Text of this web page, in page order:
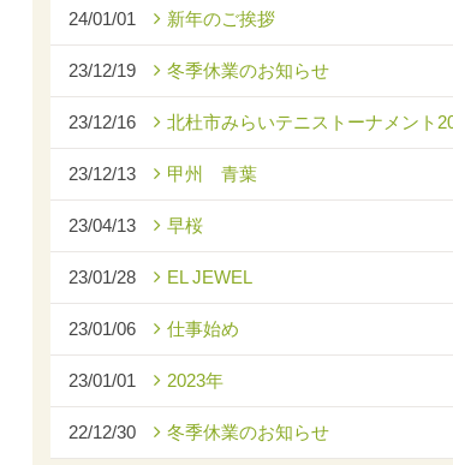
24/01/01 新年のご挨拶
23/12/19 冬季休業のお知らせ
23/12/16 北杜市みらいテニストーナメント
23/12/13 甲州 青葉
23/04/13 早桜
23/01/28 EL JEWEL
23/01/06 仕事始め
23/01/01 2023年
22/12/30 冬季休業のお知らせ